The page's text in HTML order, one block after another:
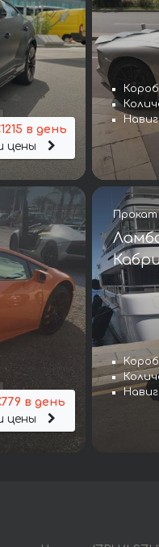
в день
цены
в день
цены